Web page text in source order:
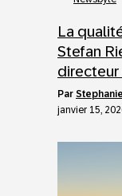
La
Stefan
directeur
par
janvier 15,